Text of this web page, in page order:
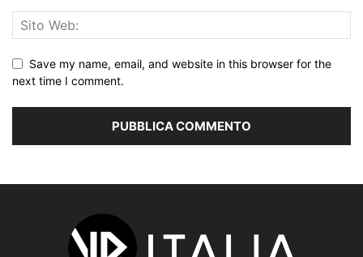
Save my name, email, and website in this browser for the
next time I comment.